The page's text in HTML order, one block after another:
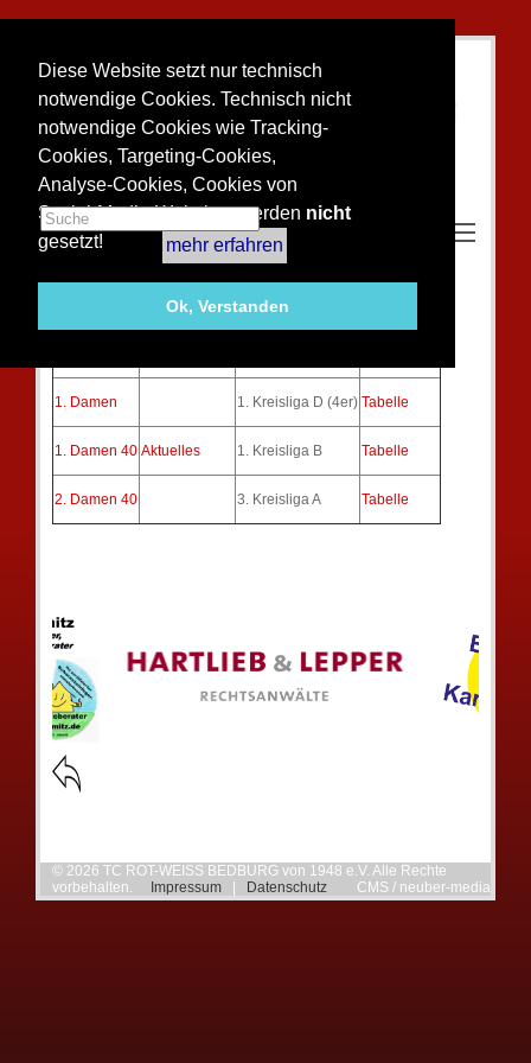
Diese Website setzt nur technisch
notwendige Cookies. Technisch nicht
notwendige Cookies wie Tracking-
Cookies, Targeting-Cookies,
Analyse-Cookies, Cookies von
Social-Media-Websites werden nicht
gesetzt!
mehr erfahren
Ok, Verstanden
1. Damen 1. Kreisliga D (4er) Tabelle
1. Damen 40 Aktuelles 1. Kreisliga B Tabelle
2. Damen 40 3. Kreisliga A Tabelle
© 2026 TC ROT-WEISS BEDBURG von 1948 e.V. Alle Rechte
vorbehalten.
CMS / neuber-media
Impressum Datenschutz